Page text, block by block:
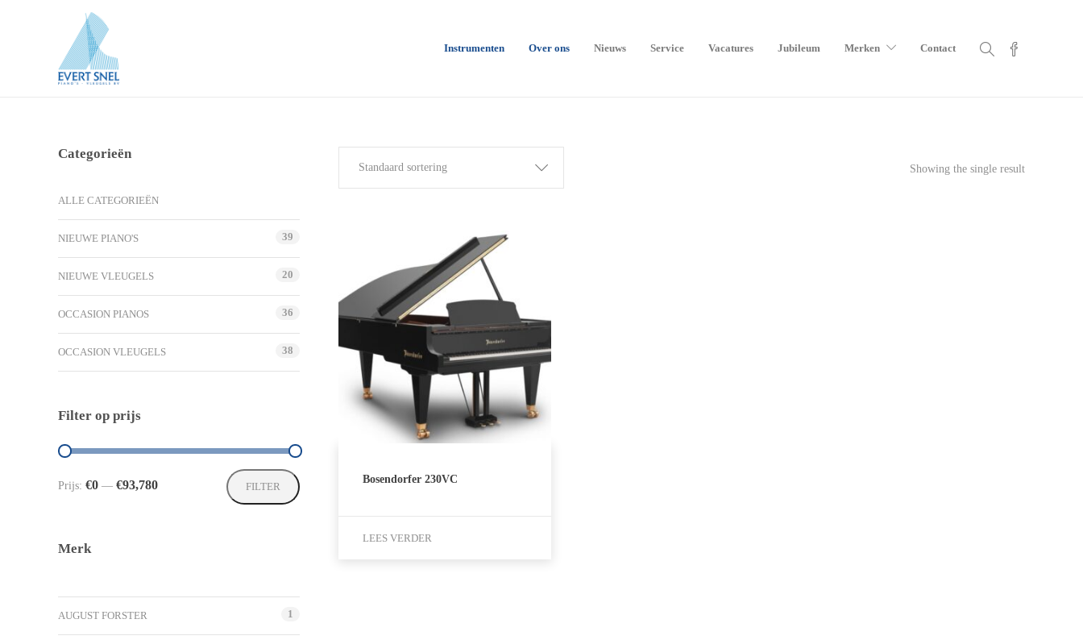
Instrumenten Over ons Nieuws Service Vacatures Jubileum Merken Contact
Showing the single result
Standaard sortering
Bosendorfer 230VC
LEES VERDER
Categorieën
ALLE CATEGORIEËN
NIEUWE PIANO'S 39
NIEUWE VLEUGELS 20
OCCASION PIANOS 36
OCCASION VLEUGELS 38
Filter op prijs
Min.
Max.
FILTER
Prijs: €0 — €93,780
Merk
AUGUST FORSTER 1